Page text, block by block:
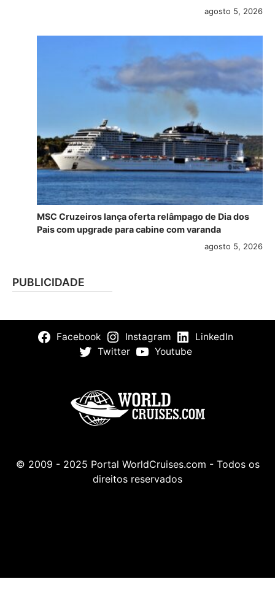
agosto 5, 2026
MSC Cruzeiros lança oferta relâmpago de Dia dos
Pais com upgrade para cabine com varanda
agosto 5, 2026
PUBLICIDADE
Facebook Instagram
LinkedIn
Twitter
Youtube
© 2009 - 2025 Portal WorldCruises.com - Todos os
direitos reservados